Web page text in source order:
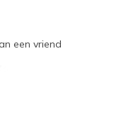
een vriend